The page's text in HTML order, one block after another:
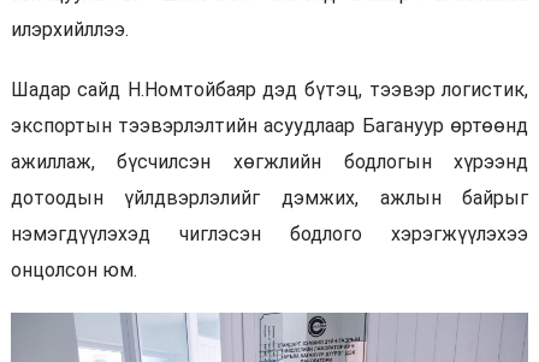
илэрхийллээ.
Шадар сайд Н.Номтойбаяр дэд бүтэц, тээвэр логистик,
экспортын тээвэрлэлтийн асуудлаар Багануур өртөөнд
ажиллаж, бүсчилсэн хөгжлийн бодлогын хүрээнд
дотоодын үйлдвэрлэлийг дэмжих, ажлын байрыг
нэмэгдүүлэхэд чиглэсэн бодлого хэрэгжүүлэхээ
онцолсон юм.